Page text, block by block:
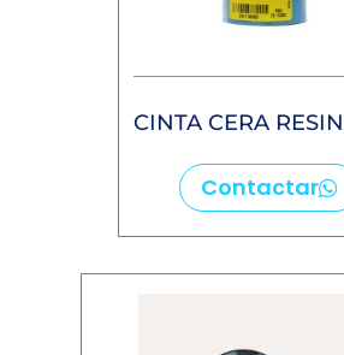
CINTA CERA